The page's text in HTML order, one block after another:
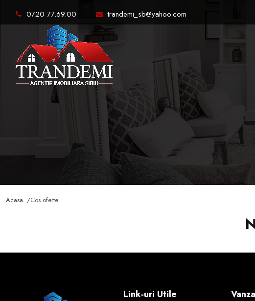
0720 77.69.00 · trandemi_sb@yahoo.com
Acasa /Cos oferte
Link-uri Utile